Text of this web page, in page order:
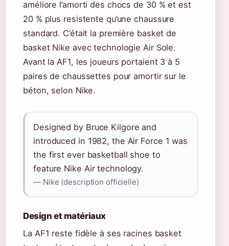
améliore l’amorti des chocs de 30 % et est
20 % plus resistente qu’une chaussure
standard. C’était la première basket de
basket Nike avec technologie Air Sole.
Avant la AF1, les joueurs portaient 3 à 5
paires de chaussettes pour amortir sur le
béton, selon Nike.
Designed by Bruce Kilgore and
introduced in 1982, the Air Force 1 was
the first ever basketball shoe to
feature Nike Air technology.
— Nike (description officielle)
Design et matériaux
La AF1 reste fidèle à ses racines basket